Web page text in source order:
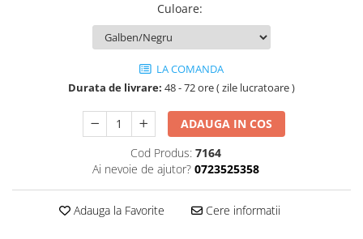
Vizibilitate înalta hi-vis
îmbrăcăminte asistente/doctori
îmbrăcăminte de lucru
înaltă vizibilitate hi-vis
Combinezoane
Culoare:
LA COMANDA
Durata de livrare: 48 - 72 ore ( zile lucratoare )
ADAUGA IN COS
Cod Produs: 7164
Ai nevoie de ajutor? 0723525358
Adauga la Favorite Cere informatii